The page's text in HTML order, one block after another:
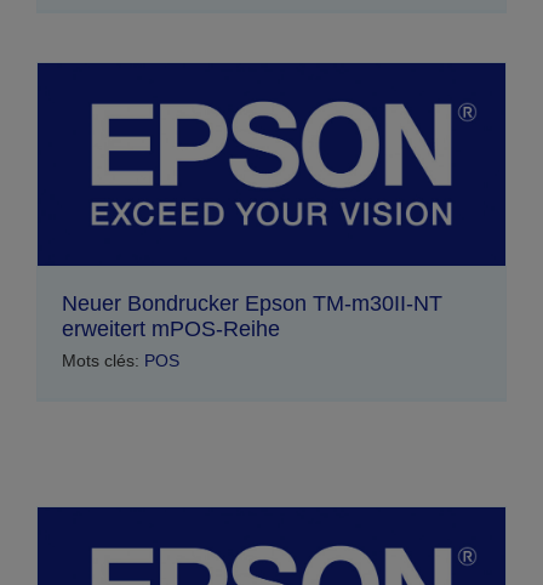
Neuer Bondrucker Epson TM-m30II-NT
erweitert mPOS-Reihe
Mots clés: POS